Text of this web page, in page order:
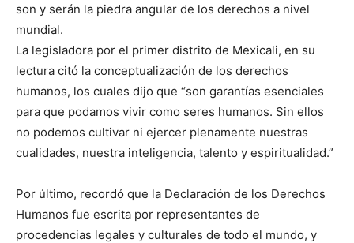
son y serán la piedra angular de los derechos a nivel
mundial.
La legisladora por el primer distrito de Mexicali, en su
lectura citó la conceptualización de los derechos
humanos, los cuales dijo que “son garantías esenciales
para que podamos vivir como seres humanos. Sin ellos
no podemos cultivar ni ejercer plenamente nuestras
cualidades, nuestra inteligencia, talento y espiritualidad.”
Por último, recordó que la Declaración de los Derechos
Humanos fue escrita por representantes de
procedencias legales y culturales de todo el mundo, y